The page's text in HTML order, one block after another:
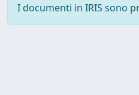
I documenti in IRIS sono